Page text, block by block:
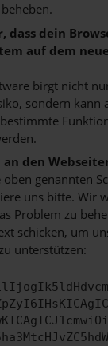
dass dein
auf dem
birgt nicht
sondern kann
an den
genannten
uns bitte. Wir
Problem zu
schicken, um
unterstützen: